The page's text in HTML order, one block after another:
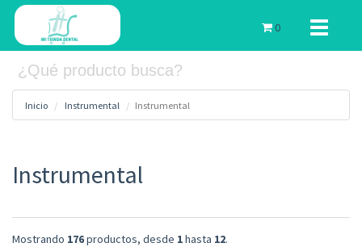
Toggle
0
Inicio Instrumental Instrumental
Instrumental
Mostrando 176productos, desde 1hasta 12.